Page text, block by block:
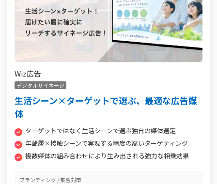
Wiz広告
デジタルサイネージ
生活シーン×ターゲットで選ぶ、最適な広告媒
体
ターゲットではなく生活シーンで選ぶ独自の媒体選定
年齢層×接触シーンで実現する精度の高いターゲティング
複数媒体の組み合わせにより生み出される強力な相乗効果
ブランディング 集客対策